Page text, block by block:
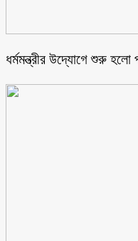
ধর্মমন্ত্রীর উদ্যোগে শুরু